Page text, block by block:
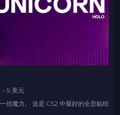
5 美元
丝魔力。 这是 CS2 中最好的全息贴纸